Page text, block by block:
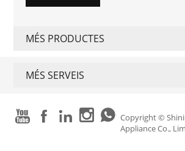
MÉS PRODUCTES
MÉS SERVEIS
     Copyright ©
Appliance Co.,